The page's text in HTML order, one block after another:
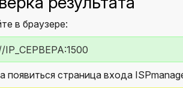
в браузере:
IP_СЕРВЕРА:1500
появиться страница входа